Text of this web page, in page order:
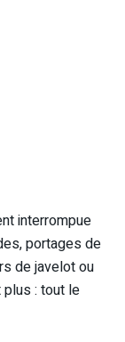
interrompue
portages de
de javelot ou
: tout le